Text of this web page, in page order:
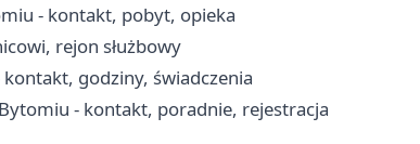
- kontakt, pobyt, opieka
rejon służbowy
godziny, świadczenia
- kontakt, poradnie, rejestracja